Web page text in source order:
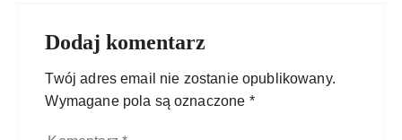
Dodaj komentarz
Twój adres email nie zostanie opublikowany.
Wymagane pola są oznaczone *